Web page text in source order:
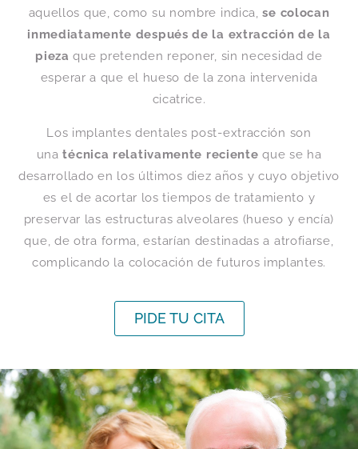
aquellos que, como su nombre indica,se colocan
inmediatamente después de la extracción de la
pieza que pretenden reponer, sin necesidad de
esperar a que el hueso de la zona intervenida
cicatrice.
Los implantes dentales post-extracción son
unatécnica relativamente reciente que se ha
desarrollado en los últimos diez años y cuyo objetivo
es el de acortar los tiempos de tratamiento y
preservar las estructuras alveolares (hueso y encía)
que, de otra forma, estarían destinadas a atrofiarse,
complicando la colocación de futuros implantes.
PIDE TU CITA